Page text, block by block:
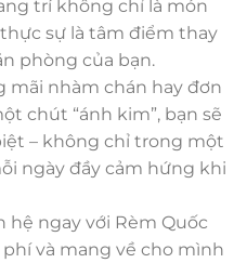
trí không chỉ là món
sự là tâm điểm thay
phòng của bạn.
nhàm chán hay đơn
chút “ánh kim”, bạn sẽ
– không chỉ trong một
ngày đầy cảm hứng khi
hệ ngay với Rèm Quốc
và mang về cho mình